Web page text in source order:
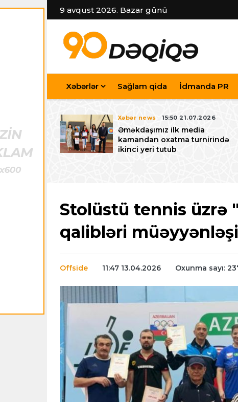
9 avqust 2026. Bazar günü
Xəbərlər Sağlam qida İdmanda PR
U-15
festivalı ilə
Xəbər news 15:50 21.07.2026
Əməkdaşımız ilk media
kamandan oxatma turnirində
ikinci yeri tutub
Stolüstü tennis üzrə
qalibləri
Offside 11:47 13.04.2026 Oxunma sayı: